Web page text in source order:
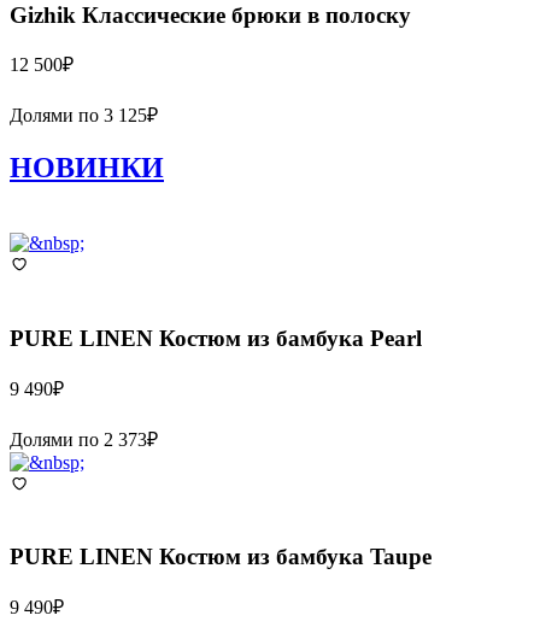
Gizhik Классические брюки в полоску
12 500₽
Долями по 3 125₽
НОВИНКИ
PURE LINEN Костюм из бамбука Pearl
9 490₽
Долями по 2 373₽
PURE LINEN Костюм из бамбука Taupe
9 490₽